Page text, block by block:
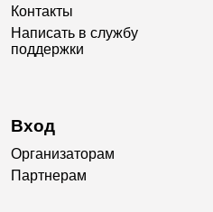
Контакты
Написать в службу
поддержки
Вход
Организаторам
Партнерам